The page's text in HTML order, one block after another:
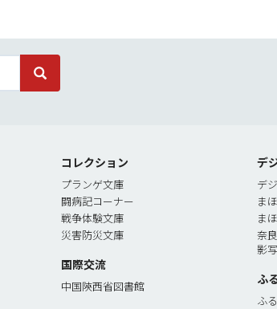
サイト内検索
コレクション
プランゲ文庫
闘病記コーナー
戦争体験文庫
災害防災文庫
国際交流
中国陝西省図書館
デ
デ
ま
ま
奈
影
ふ
ふ